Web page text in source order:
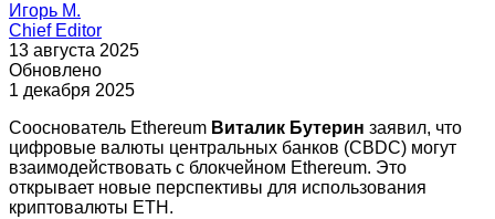
Игорь М.
Chief Editor
13 августа 2025
Обновлено
1 декабря 2025
Сооснователь Ethereum Виталик Бутерин заявил, что
цифровые валюты центральных банков (CBDC) могут
взаимодействовать с блокчейном Ethereum. Это
открывает новые перспективы для использования
криптовалюты ETH.